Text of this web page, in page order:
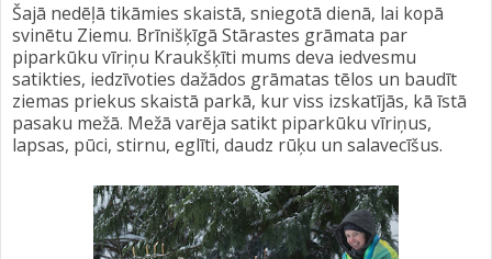
Šajā nedēļā tikāmies skaistā, sniegotā dienā, lai kopā
svinētu Ziemu. Brīnišķīgā Stārastes grāmata par
piparkūku vīriņu Kraukšķīti mums deva iedvesmu
satikties, iedzīvoties dažādos grāmatas tēlos un baudīt
ziemas priekus skaistā parkā, kur viss izskatījās, kā īstā
pasaku mežā. Mežā varēja satikt piparkūku vīriņus,
lapsas, pūci, stirnu, eglīti, daudz rūķu un salavecīšus.